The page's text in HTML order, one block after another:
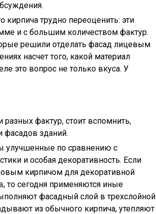
трудно переоценить: эти
и с большим количеством фактур.
решили отделать фасад лицевым
насчет того, какой материал
это вопрос не только вкуса. У
фактур, стоит вспомнить,
фасадов зданий.
улучшенные по сравнению с
и особая декоративность. Если
кирпичом для декоративной
то сегодня применяются иные
фасадный слой в трехслойной
из обычного кирпича, утепляют